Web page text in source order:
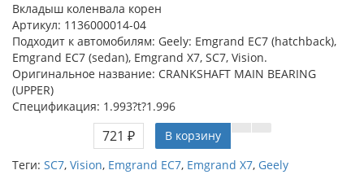
Вкладыш коленвала корен
Артикул: 1136000014-04
Подходит к автомобилям: Geely: Emgrand EC7 (hatchback),
Emgrand EC7 (sedan), Emgrand X7, SC7, Vision.
Оригинальное название: CRANKSHAFT MAIN BEARING
(UPPER)
Спецификация: 1.993?t?1.996
721 ₽
В корзину
Теги: SC7, Vision, Emgrand EC7, Emgrand X7, Geely